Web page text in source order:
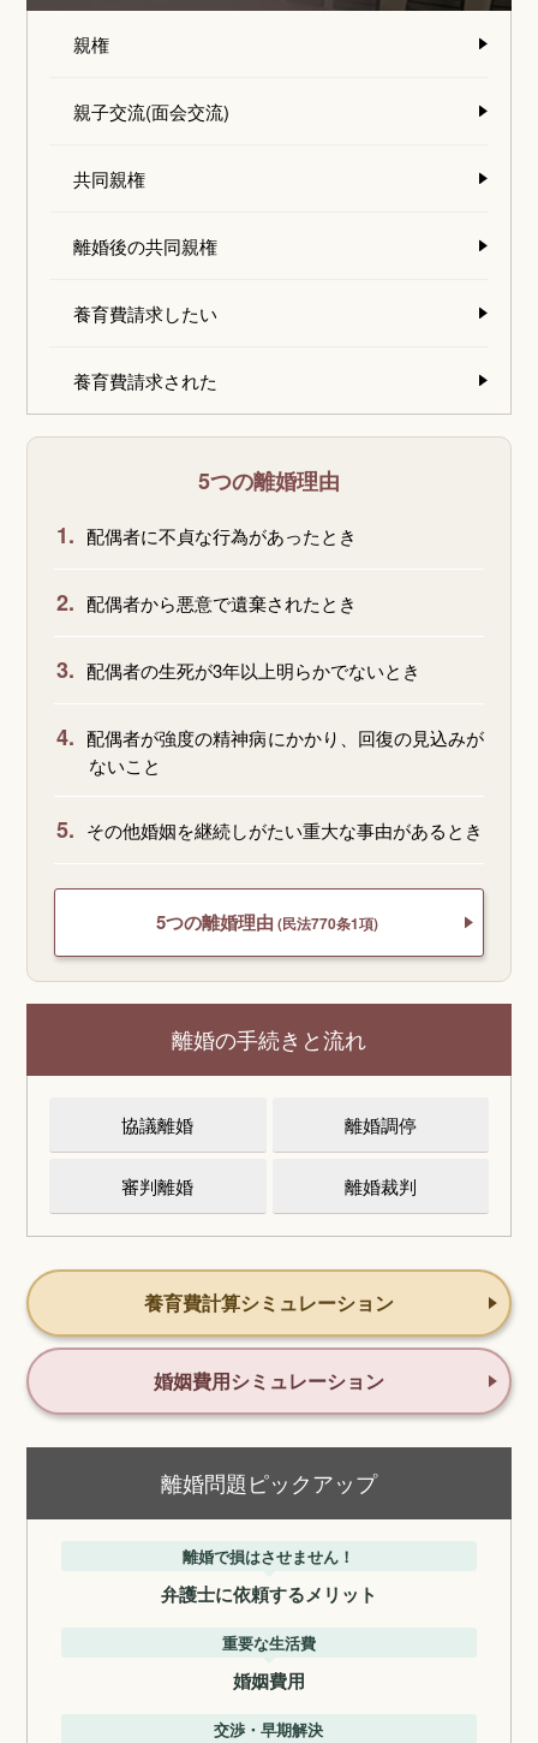
親権
親子交流(面会交流)
共同親権
離婚後の共同親権
養育費請求したい
養育費請求された
5つの離婚理由
1. 配偶者に不貞な行為があったとき
2. 配偶者から悪意で遺棄されたとき
3. 配偶者の生死が3年以上明らかでないとき
4. 配偶者が強度の精神病にかかり、回復の見込みが
ないこと
5. その他婚姻を継続しがたい重大な事由があるとき
5つの離婚理由 (民法770条1項)
離婚の手続きと流れ
協議離婚 離婚調停
審判離婚 離婚裁判
養育費計算シミュレーション
婚姻費用シミュレーション
離婚問題ピックアップ
離婚で損はさせません！
弁護士に依頼するメリット
重要な生活費
婚姻費用
交渉・早期解決